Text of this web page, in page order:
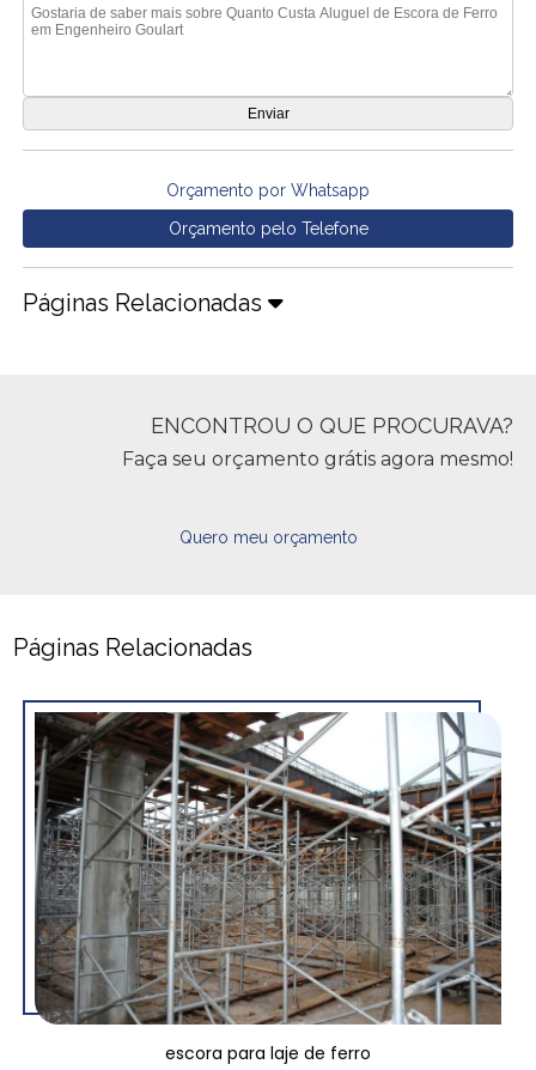
Orçamento por Whatsapp
Orçamento pelo Telefone
Páginas Relacionadas
ENCONTROU O QUE PROCURAVA?
Faça seu orçamento grátis agora mesmo!
Quero meu orçamento
Páginas Relacionadas
escora para laje de ferro